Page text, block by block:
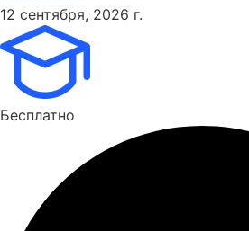
12 сентября, 2026 г.
Бесплатно